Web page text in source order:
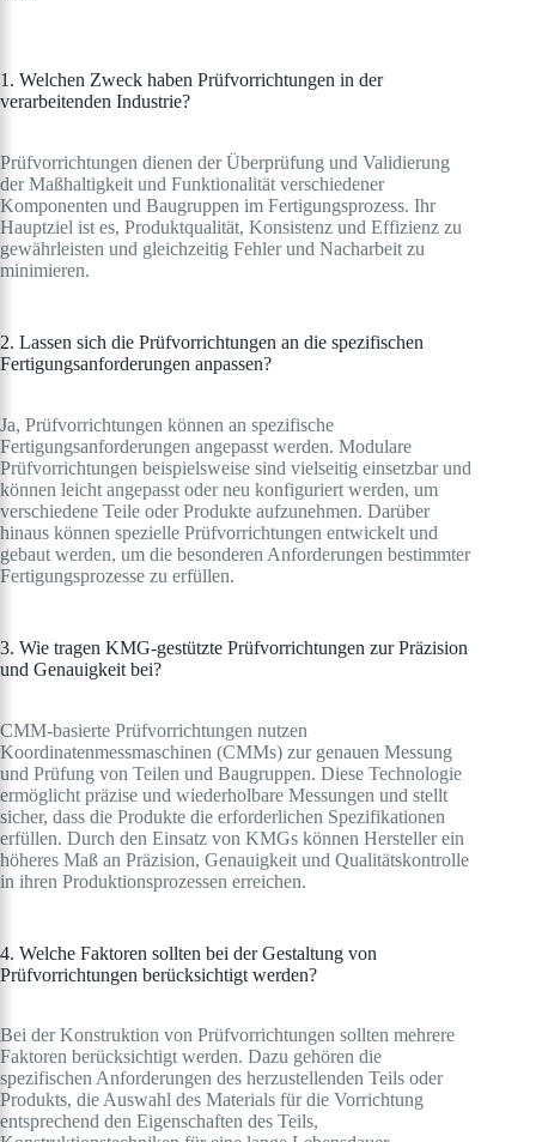
1. Welchen Zweck haben Prüfvorrichtungen in der
verarbeitenden Industrie?
Prüfvorrichtungen dienen der Überprüfung und Validierung
der Maßhaltigkeit und Funktionalität verschiedener
Komponenten und Baugruppen im Fertigungsprozess. Ihr
Hauptziel ist es, Produktqualität, Konsistenz und Effizienz zu
gewährleisten und gleichzeitig Fehler und Nacharbeit zu
minimieren.
2. Lassen sich die Prüfvorrichtungen an die spezifischen
Fertigungsanforderungen anpassen?
Ja, Prüfvorrichtungen können an spezifische
Fertigungsanforderungen angepasst werden. Modulare
Prüfvorrichtungen beispielsweise sind vielseitig einsetzbar und
können leicht angepasst oder neu konfiguriert werden, um
verschiedene Teile oder Produkte aufzunehmen. Darüber
hinaus können spezielle Prüfvorrichtungen entwickelt und
gebaut werden, um die besonderen Anforderungen bestimmter
Fertigungsprozesse zu erfüllen.
3. Wie tragen KMG-gestützte Prüfvorrichtungen zur Präzision
und Genauigkeit bei?
CMM-basierte Prüfvorrichtungen nutzen
Koordinatenmessmaschinen (CMMs) zur genauen Messung
und Prüfung von Teilen und Baugruppen. Diese Technologie
ermöglicht präzise und wiederholbare Messungen und stellt
sicher, dass die Produkte die erforderlichen Spezifikationen
erfüllen. Durch den Einsatz von KMGs können Hersteller ein
höheres Maß an Präzision, Genauigkeit und Qualitätskontrolle
in ihren Produktionsprozessen erreichen.
4. Welche Faktoren sollten bei der Gestaltung von
Prüfvorrichtungen berücksichtigt werden?
Bei der Konstruktion von Prüfvorrichtungen sollten mehrere
Faktoren berücksichtigt werden. Dazu gehören die
spezifischen Anforderungen des herzustellenden Teils oder
Produkts, die Auswahl des Materials für die Vorrichtung
entsprechend den Eigenschaften des Teils,